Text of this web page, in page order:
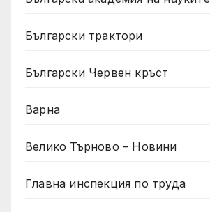
Български трактори
Български Червен кръст
Варна
Велико Търново – Новини
Главна инспекция по труда